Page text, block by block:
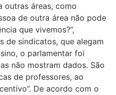
outras áreas, como
de outra área não pode
que vivemos?”,
de sindicatos, que alegam
o parlamentar foi
não mostram dados. São
de professores, ao
De acordo com o